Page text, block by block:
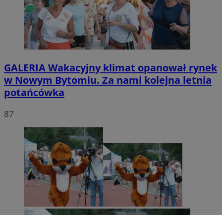
GALERIAWakacyjny klimat opanował rynek
w Nowym Bytomiu. Za nami kolejna letnia
potańcówka
87